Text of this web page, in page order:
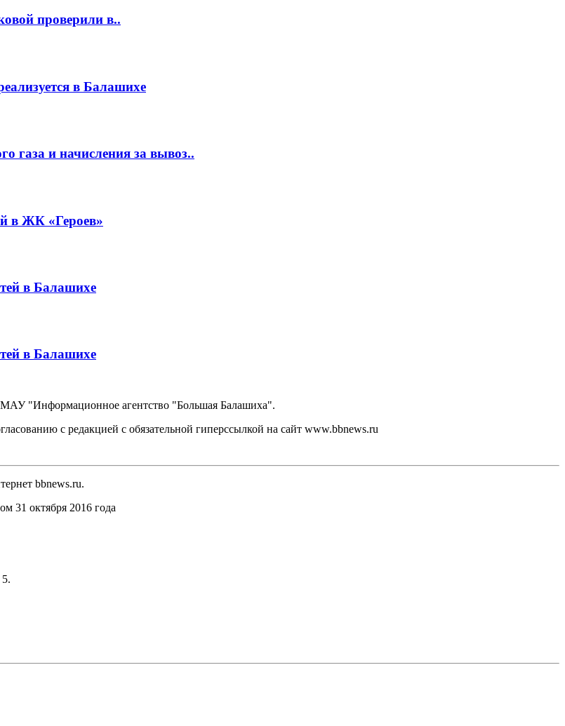
проверили в..
в Балашихе
газа и начисления за вывоз..
в ЖК «Героев»
в Балашихе
в Балашихе
МАУ "Информационное агентство "Большая Балашиха".
с редакцией с обязательной гиперссылкой на сайт www.bbnews.ru
bbnews.ru.
31 октября 2016 года